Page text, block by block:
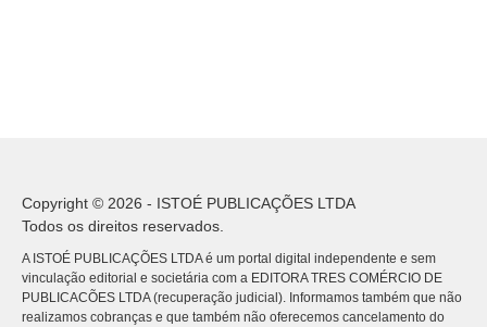
Copyright © 2026 - ISTOÉ PUBLICAÇÕES LTDA
Todos os direitos reservados.
A ISTOÉ PUBLICAÇÕES LTDA é um portal digital independente e sem
vinculação editorial e societária com a EDITORA TRES COMÉRCIO DE
PUBLICACÕES LTDA (recuperação judicial). Informamos também que não
realizamos cobranças e que também não oferecemos cancelamento do